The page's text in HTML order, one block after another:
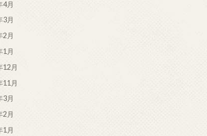
4月
3月
2月
1月
12月
11月
3月
2月
1月